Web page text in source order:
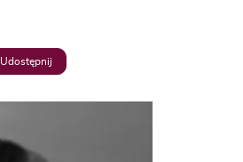
Udostępnij